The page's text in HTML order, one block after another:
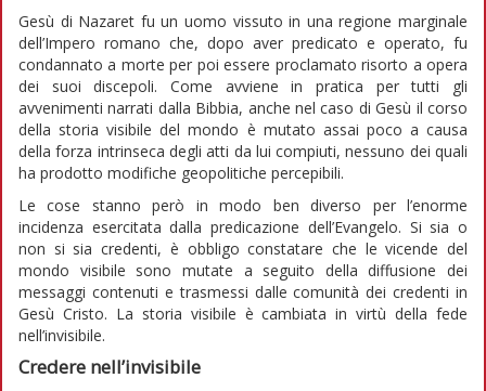
Gesù di Nazaret fu un uomo vissuto in una regione marginale
dell’Impero romano che, dopo aver predicato e operato, fu
condannato a morte per poi essere proclamato risorto a opera
dei suoi discepoli. Come avviene in pratica per tutti gli
avvenimenti narrati dalla Bibbia, anche nel caso di Gesù il corso
della storia visibile del mondo è mutato assai poco a causa
della forza intrinseca degli atti da lui compiuti, nessuno dei quali
ha prodotto modifiche geopolitiche percepibili.
Le cose stanno però in modo ben diverso per l’enorme
incidenza esercitata dalla predicazione dell’Evangelo. Si sia o
non si sia credenti, è obbligo constatare che le vicende del
mondo visibile sono mutate a seguito della diffusione dei
messaggi contenuti e trasmessi dalle comunità dei credenti in
Gesù Cristo. La storia visibile è cambiata in virtù della fede
nell’invisibile.
Credere nell’invisibile